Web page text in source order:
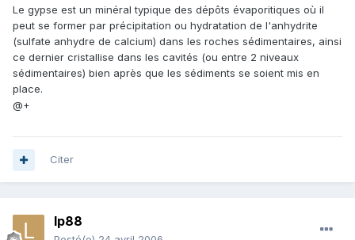
Le gypse est un minéral typique des dépôts évaporitiques où il
peut se former par précipitation ou hydratation de l'anhydrite
(sulfate anhydre de calcium) dans les roches sédimentaires, ainsi
ce dernier cristallise dans les cavités (ou entre 2 niveaux
sédimentaires) bien après que les sédiments se soient mis en
place.
@+
Citer
lp88